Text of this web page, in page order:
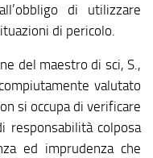
di utilizzare
di pericolo.
del maestro di sci, S.,
valutato
si occupa di verificare
responsabilità colposa
ed imprudenza che